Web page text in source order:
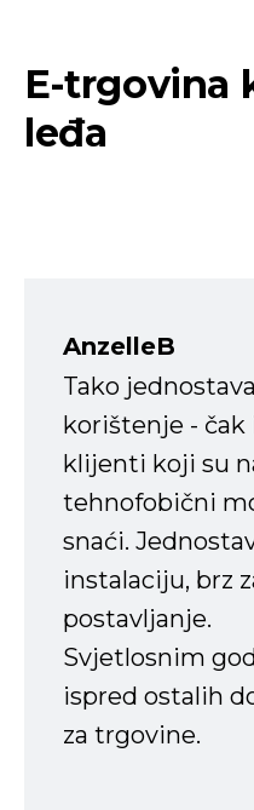
E-trgovina
leđa
AnzelleB
Tako
korištenje - čak
klijenti koji su
tehnofobični
snaći.
instalaciju, brz
postavljanje.
Svjetlosnim
ispred ostalih
za trgovine.